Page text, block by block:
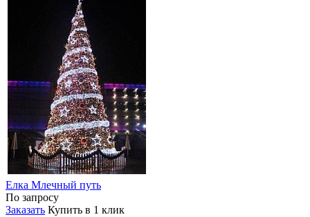
Елка Млечный путь
По запросу
Заказать Купить в 1 клик